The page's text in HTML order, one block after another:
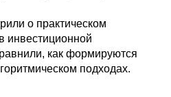
о практическом
инвестиционной
как формируются
подходах.